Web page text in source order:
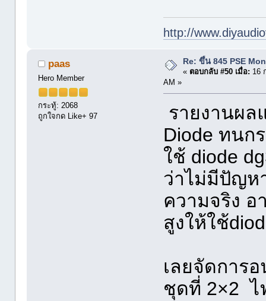
http://
paas
Hero Member
กระทู้: 2068
ถูกใจกด Like+ 97
Re: ขึ้น 845 PSE
« ตอบกลับ #50 เมื่อ: 16
AM »
รายงานผ
Diode ทนก
ใช้ diode
ว่าไม่มีปัญห
ความจริง อ
สูงให้ใช้
เลยจัดการ
ชุดที่ 2×2